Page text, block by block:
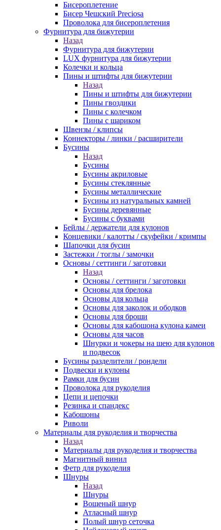
Бисероплетение
Бисер Чешский Preciosa
Проволока для бисероплетения
Фурнитура для бижутерии
Назад
Фурнитура для бижутерии
LUX фурнитура для бижутерии
Колечки и кольца
Пины и штифты для бижутерии
Назад
Пины и штифты для бижутерии
Пины гвоздики
Пины с колечком
Пины с шариком
Швензы / клипсы
Коннекторы / линки / расширители
Бусины
Назад
Бусины
Бусины акриловые
Бусины стеклянные
Бусины металлические
Бусины из натуральных камней
Бусины деревянные
Бусины с буквами
Бейлы / держатели для кулонов
Концевики / калотты / скуфейки / кримпы
Шапочки для бусин
Застежки / тоглы / замочки
Основы / сеттинги / заготовки
Назад
Основы / сеттинги / заготовки
Основы для брелока
Основы для кольца
Основы для заколок и ободков
Основы для броши
Основы для кабошона кулона камеи
Основы для часов
Шнурки и чокеры на шею для кулонов
и подвесок
Бусины разделители / рондели
Подвески и кулоны
Рамки для бусин
Проволока для рукоделия
Цепи и цепочки
Резинка и спандекс
Кабошоны
Риволи
Материалы для рукоделия и творчества
Назад
Материалы для рукоделия и творчества
Магнитный винил
Фетр для рукоделия
Шнуры
Назад
Шнуры
Вощеный шнур
Атласный шнур
Полый шнур сеточка